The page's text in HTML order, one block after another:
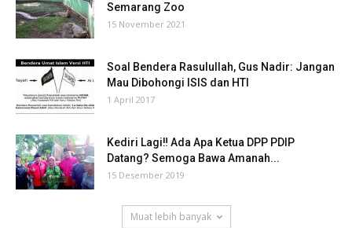
Semarang Zoo
15 November 2021
Soal Bendera Rasulullah, Gus Nadir: Jangan
Mau Dibohongi ISIS dan HTI
1 April 2017
Kediri Lagi‼ Ada Apa Ketua DPP PDIP
Datang? Semoga Bawa Amanah...
15 Desember 2019
Muat lebih banyak